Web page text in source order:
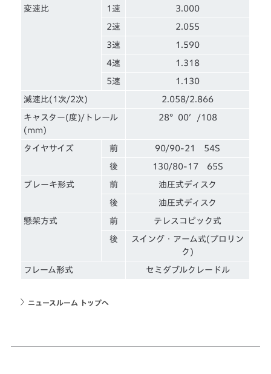
変速比 1速 3.000
2速 2.055
3速 1.590
4速 1.318
5速 1.130
減速比(1次/2次) 2.058/2.866
キャスター(度)/トレール
(mm)
28°00′/108
タイヤサイズ 前 90/90-21 54S
後 130/80-17 65S
ブレーキ形式 前 油圧式ディスク
後 油圧式ディスク
懸架方式 前 テレスコピック式
後
スイング・アーム式(プロリン
ク)
フレーム形式 セミダブルクレードル
ニュースルーム トップへ